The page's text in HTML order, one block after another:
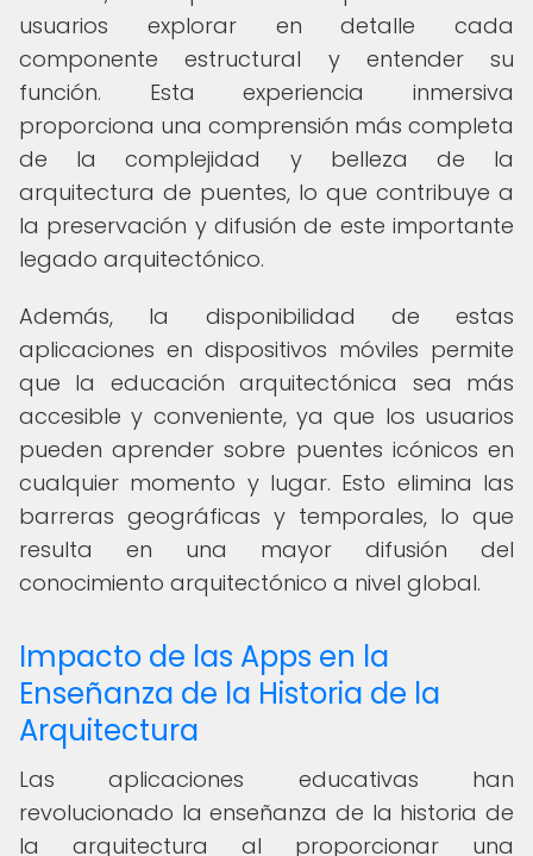
usuarios explorar en detalle cada
componente estructural y entender su
función. Esta experiencia inmersiva
proporciona una comprensión más completa
de la complejidad y belleza de la
arquitectura de puentes, lo que contribuye a
la preservación y difusión de este importante
legado arquitectónico.
Además, la disponibilidad de estas
aplicaciones en dispositivos móviles permite
que la educación arquitectónica sea más
accesible y conveniente, ya que los usuarios
pueden aprender sobre puentes icónicos en
cualquier momento y lugar. Esto elimina las
barreras geográficas y temporales, lo que
resulta en una mayor difusión del
conocimiento arquitectónico a nivel global.
Impacto de las Apps en la
Enseñanza de la Historia de la
Arquitectura
Las aplicaciones educativas han
revolucionado la enseñanza de la historia de
la arquitectura al proporcionar una